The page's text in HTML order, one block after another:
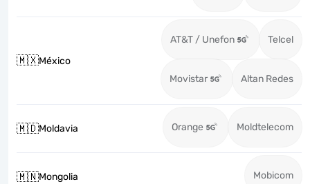
🇲🇽México
AT&T / Unefon Telcel
Movistar Altan Redes
🇲🇩Moldavia Orange Moldtelecom
🇲🇳Mongolia Mobicom